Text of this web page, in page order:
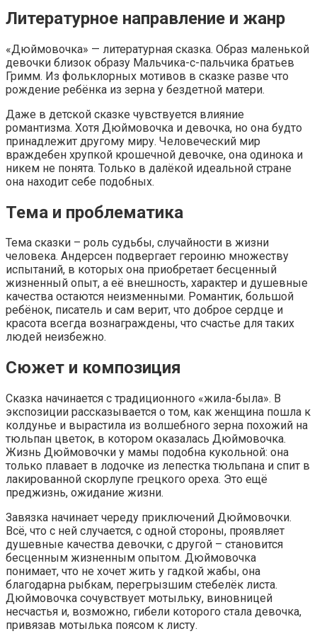
Литературное направление и жанр
«Дюймовочка» — литературная сказка. Образ маленькой
девочки близок образу Мальчика-с-пальчика братьев
Гримм. Из фольклорных мотивов в сказке разве что
рождение ребёнка из зерна у бездетной матери.
Даже в детской сказке чувствуется влияние
романтизма. Хотя Дюймовочка и девочка, но она будто
принадлежит другому миру. Человеческий мир
враждебен хрупкой крошечной девочке, она одинока и
никем не понята. Только в далёкой идеальной стране
она находит себе подобных.
Тема и проблематика
Тема сказки – роль судьбы, случайности в жизни
человека. Андерсен подвергает героиню множеству
испытаний, в которых она приобретает бесценный
жизненный опыт, а её внешность, характер и душевные
качества остаются неизменными. Романтик, большой
ребёнок, писатель и сам верит, что доброе сердце и
красота всегда вознаграждены, что счастье для таких
людей неизбежно.
Сюжет и композиция
Сказка начинается с традиционного «жила-была». В
экспозиции рассказывается о том, как женщина пошла к
колдунье и вырастила из волшебного зерна похожий на
тюльпан цветок, в котором оказалась Дюймовочка.
Жизнь Дюймовочки у мамы подобна кукольной: она
только плавает в лодочке из лепестка тюльпана и спит в
лакированной скорлупе грецкого ореха. Это ещё
преджизнь, ожидание жизни.
Завязка начинает череду приключений Дюймовочки.
Всё, что с ней случается, с одной стороны, проявляет
душевные качества девочки, с другой – становится
бесценным жизненным опытом. Дюймовочка
понимает, что не хочет жить у гадкой жабы, она
благодарна рыбкам, перегрызшим стебелёк листа.
Дюймовочка сочувствует мотыльку, виновницей
несчастья и, возможно, гибели которого стала девочка,
привязав мотылька поясом к листу.